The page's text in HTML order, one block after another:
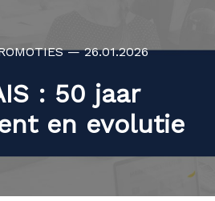
— 26.01.2026
: 50 jaar
en evolutie